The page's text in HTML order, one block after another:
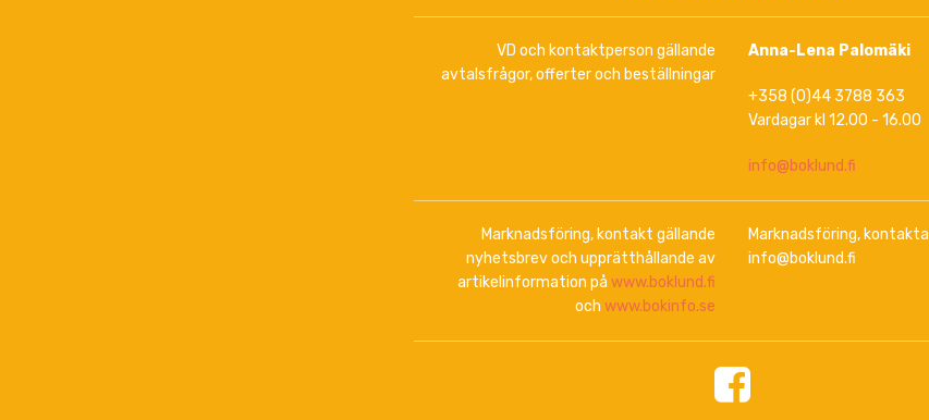
VD och kontaktperson gällande
avtalsfrågor, offerter och beställningar
Anna-Lena Palomäki
+358 (0)44 3788 363
Vardagar kl 12.00 - 16.00
info@boklund.fi
Marknadsföring, kontakt gällande
nyhetsbrev och upprätthållande av
artikelinformation på www.boklund.fi
och www.bokinfo.se
Marknadsföring, kontakta
info@boklund.fi